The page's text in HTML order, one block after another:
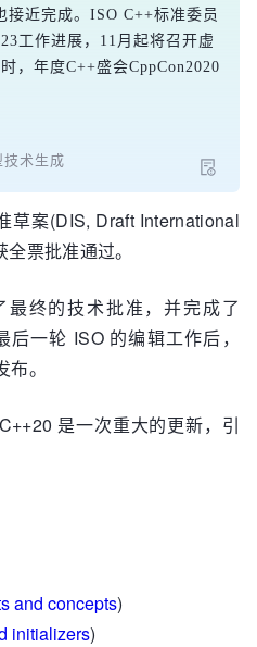
接近完成。ISO C++标准委员
工作进展，11月起将召开虚
，年度C++盛会CppCon2020
术生成
草案(DIS, Draft International
票批准通过。
终的技术批准，并完成了
一轮 ISO 的编辑工作后，
。
是一次重大的更新，引
and concepts)
initializers)